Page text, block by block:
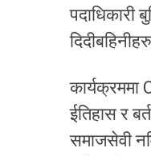
पदाधिकारी
ईतिहास र
समाजसेवी